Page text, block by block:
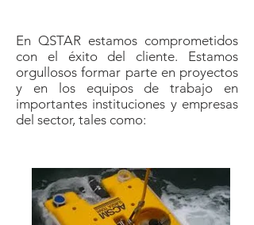
En QSTAR estamos comprometidos
con el éxito del cliente. Estamos
orgullosos formar parte en proyectos
y en los equipos de trabajo en
importantes instituciones y empresas
del sector, tales como: